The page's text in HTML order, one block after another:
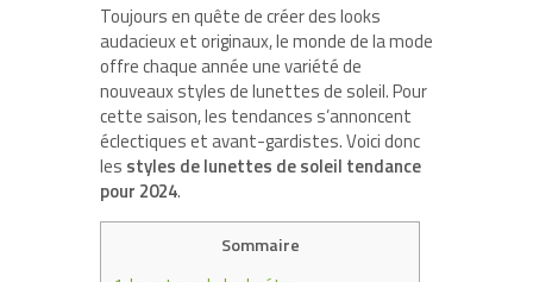
Toujours en quête de créer des looks
audacieux et originaux, le monde de la mode
offre chaque année une variété de
nouveaux styles de lunettes de soleil. Pour
cette saison, les tendances s’annoncent
éclectiques et avant-gardistes. Voici donc
les styles de lunettes de soleil tendance
pour 2024.
Sommaire